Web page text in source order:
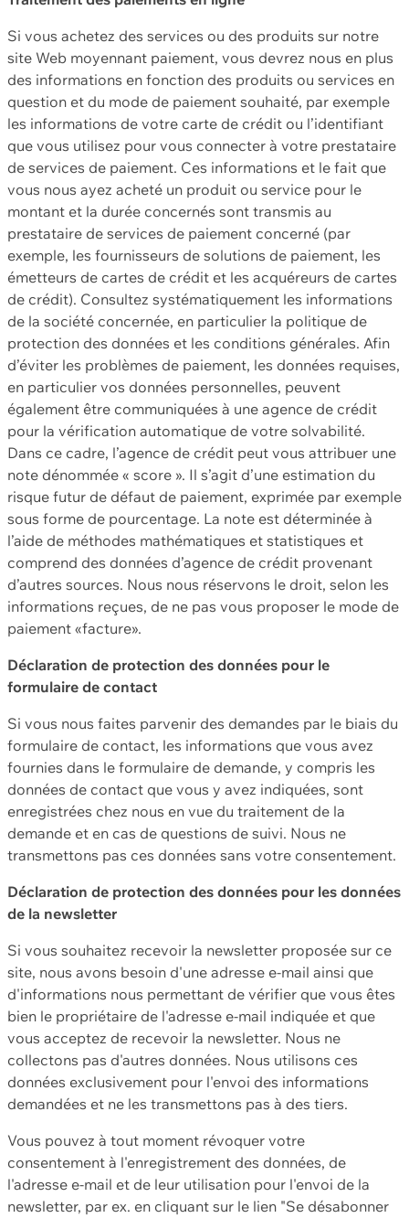
Si vous achetez des services ou des produits sur notre
site Web moyennant paiement, vous devrez nous en plus
des informations en fonction des produits ou services en
question et du mode de paiement souhaité, par exemple
les informations de votre carte de crédit ou l’identifiant
que vous utilisez pour vous connecter à votre prestataire
de services de paiement. Ces informations et le fait que
vous nous ayez acheté un produit ou service pour le
montant et la durée concernés sont transmis au
prestataire de services de paiement concerné (par
exemple, les fournisseurs de solutions de paiement, les
émetteurs de cartes de crédit et les acquéreurs de cartes
de crédit). Consultez systématiquement les informations
de la société concernée, en particulier la politique de
protection des données et les conditions générales. Afin
d’éviter les problèmes de paiement, les données requises,
en particulier vos données personnelles, peuvent
également être communiquées à une agence de crédit
pour la vérification automatique de votre solvabilité.
Dans ce cadre, l’agence de crédit peut vous attribuer une
note dénommée « score ». Il s’agit d’une estimation du
risque futur de défaut de paiement, exprimée par exemple
sous forme de pourcentage. La note est déterminée à
l’aide de méthodes mathématiques et statistiques et
comprend des données d’agence de crédit provenant
d’autres sources. Nous nous réservons le droit, selon les
informations reçues, de ne pas vous proposer le mode de
paiement «facture».
Déclaration de protection des données pour le
formulaire de contact
Si vous nous faites parvenir des demandes par le biais du
formulaire de contact, les informations que vous avez
fournies dans le formulaire de demande, y compris les
données de contact que vous y avez indiquées, sont
enregistrées chez nous en vue du traitement de la
demande et en cas de questions de suivi. Nous ne
transmettons pas ces données sans votre consentement.
Déclaration de protection des données pour les données
de la newsletter
Si vous souhaitez recevoir la newsletter proposée sur ce
site, nous avons besoin d'une adresse e-mail ainsi que
d'informations nous permettant de vérifier que vous êtes
bien le propriétaire de l'adresse e-mail indiquée et que
vous acceptez de recevoir la newsletter. Nous ne
collectons pas d'autres données. Nous utilisons ces
données exclusivement pour l'envoi des informations
demandées et ne les transmettons pas à des tiers.
Vous pouvez à tout moment révoquer votre
consentement à l'enregistrement des données, de
l'adresse e-mail et de leur utilisation pour l'envoi de la
newsletter, par ex. en cliquant sur le lien "Se désabonner